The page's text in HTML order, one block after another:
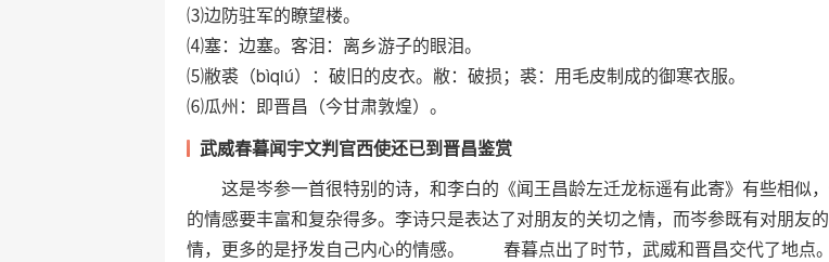
⑶边防驻军的瞭望楼。
⑷塞：边塞。客泪：离乡游子的眼泪。
⑸敝裘（bìqiú）：破旧的皮衣。敝：破损；裘：用毛皮制成的御寒衣服。
⑹瓜州：即晋昌（今甘肃敦煌）。
武威春暮闻宇文判官西使还已到晋昌鉴赏
这是岑参一首很特别的诗，和李白的《闻王昌龄左迁龙标遥有此寄》有些相似
的情感要丰富和复杂得多。李诗只是表达了对朋友的关切之情，而岑参既有对朋友
情，更多的是抒发自己内心的情感。 春暮点出了时节，武威和晋昌交代了地点